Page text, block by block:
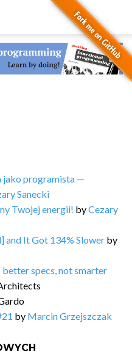
jako programista —
Sanecki
Twojej energii! byCezary
and It Got 134% Slower by
better specs, not smarter
by Marcin Grzejszczak